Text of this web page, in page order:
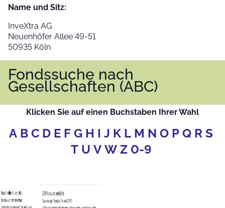
Name und Sitz:
InveXtra AG
Neuenhöfer Allee 49-51
50935 Köln
Fondssuche nach
Gesellschaften (ABC)
Klicken Sie auf einen Buchstaben Ihrer Wahl
A B C D E F G H I J K L M N O P Q R S
T U V W Z 0-9